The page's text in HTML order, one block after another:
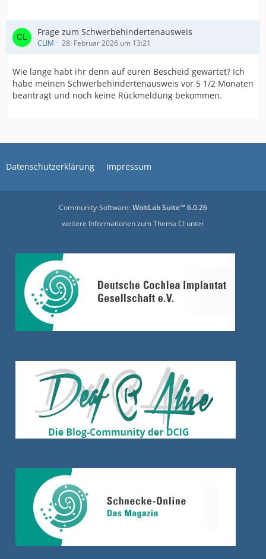
Frage zum Schwerbehindertenausweis
CLIM 28. Februar 2026 um 13:21
Wie lange habt ihr denn auf euren Bescheid gewartet? Ich
habe meinen Schwerbehindertenausweis vor 5 1/2 Monaten
beantragt und noch keine Rückmeldung bekommen.
Datenschutzerklärung Impressum
Community-Software:WoltLab Suite™ 6.0.26
weitere Informationen zum Thema CI unter